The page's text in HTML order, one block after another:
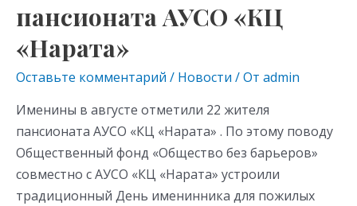
пансионата АУСО «КЦ
«Нарата»
Оставьте комментарий / Новости / От admin
Именины в августе отметили 22 жителя
пансионата АУСО «КЦ «Нарата» . По этому поводу
Общественный фонд «Общество без барьеров»
совместно с АУСО «КЦ «Нарата» устроили
традиционный День именинника для пожилых